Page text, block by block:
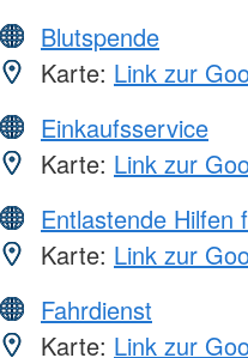
Blutspende
Karte: Link zur
Einkaufsservice
Karte: Link zur
Entlastende Hilfen
Karte: Link zur
Fahrdienst
Karte: Link zur